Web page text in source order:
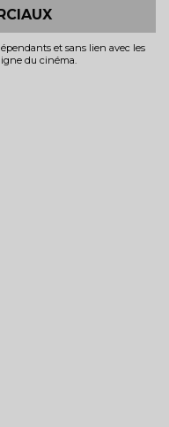
et sans lien avec les
du cinéma.